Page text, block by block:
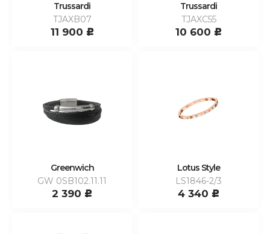
Trussardi
TJAXB07
11 900 c
Trussardi
TJAXC55
10 600 c
Greenwich
GW 0SB102.11.11
2 390 c
Lotus Style
LS1846-2/3
4 340 c